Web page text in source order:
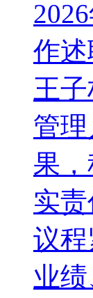
作
王
管
果
实
议
业